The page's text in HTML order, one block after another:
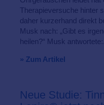
Therapieversuche hinter
daher kurzerhand direkt
Musk nach: „Gibt es
heilen?“ Musk
» Zum Artikel
Neue Studie: